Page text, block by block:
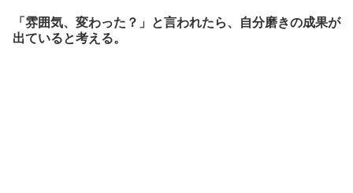
「雰囲気、変わった？」と言われたら、自分磨きの成果が
出ていると考える。